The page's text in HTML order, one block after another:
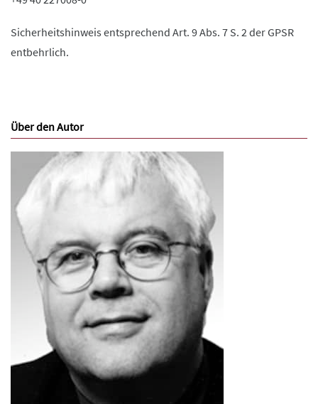
Sicherheitshinweis entsprechend Art. 9 Abs. 7 S. 2 der GPSR
entbehrlich.
Über den Autor